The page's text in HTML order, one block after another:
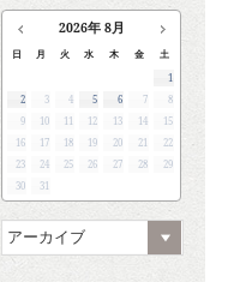
2026年 8月
日 月 火 水 木 金
土
1
2
3 4 5 6 7
8
9
10 12 13 14
15
16
17 18 19 20 21
22
23
24 25 26 27 28
29
30
31
アーカイブ